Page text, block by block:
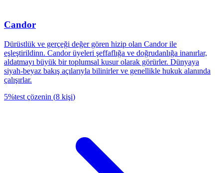
Candor
Dürüstlük ve gerçeği değer gören hizip olan Candor ile
eşleştirildinn. Candor üyeleri şeffaflığa ve doğrudanlığa inanırlar,
aldatmayı büyük bir toplumsal kusur olarak görürler. Dünyaya
siyah-beyaz bakış açılarıyla bilinirler ve genellikle hukuk alanında
çalışırlar.
5%test çözenin (8 kişi)